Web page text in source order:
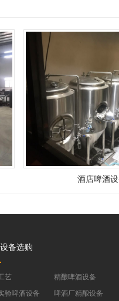
酒店啤酒
备选购
艺
精酿啤酒设备
验啤酒设备
啤酒厂精酿设备